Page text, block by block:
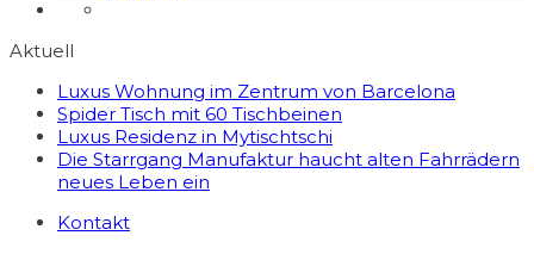
Aktuell
Luxus Wohnung im Zentrum von Barcelona
Spider Tisch mit 60 Tischbeinen
Luxus Residenz in Mytischtschi
Die Starrgang Manufaktur haucht alten Fahrrädern
neues Leben ein
Kontakt